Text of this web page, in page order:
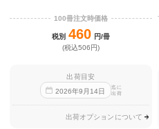
100冊注文時価格
税別 460 円/冊
(税込506円)
出荷目安
2026年9 月 14日
迄に
出荷
出荷オプションについて